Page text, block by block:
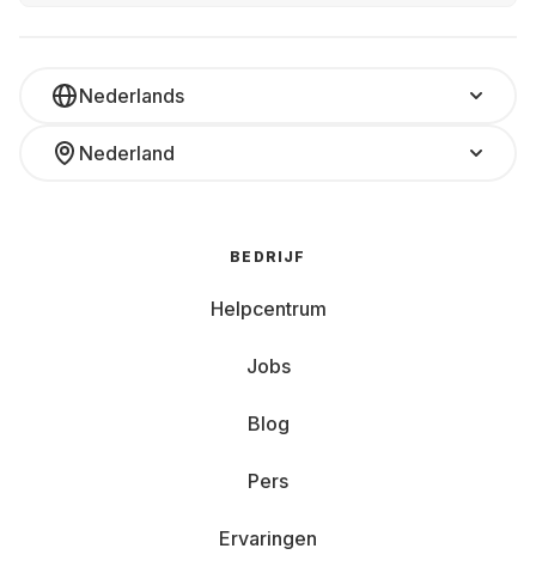
Nederlands
Nederland
BEDRIJF
Helpcentrum
Jobs
Blog
Pers
Ervaringen